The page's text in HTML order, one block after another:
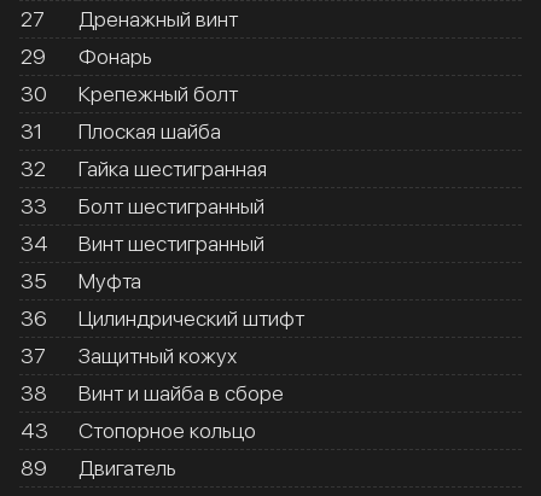
27
Дренажный винт
29
Фонарь
30
Крепежный болт
31
Плоская шайба
32
Гайка шестигранная
33
Болт шестигранный
34
Винт шестигранный
35
Муфта
36
Цилиндрический штифт
37
Защитный кожух
38
Винт и шайба в сборе
43
Стопорное кольцо
89
Двигатель